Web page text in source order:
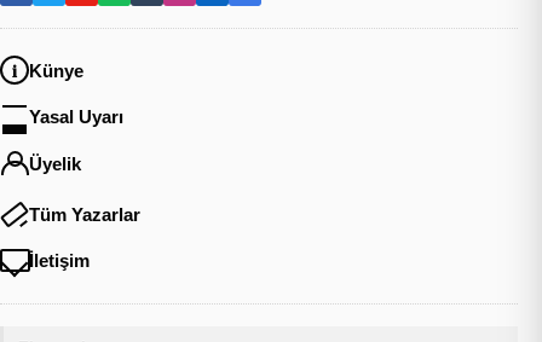
Künye
Yasal Uyarı
Üyelik
Tüm Yazarlar
İletişim